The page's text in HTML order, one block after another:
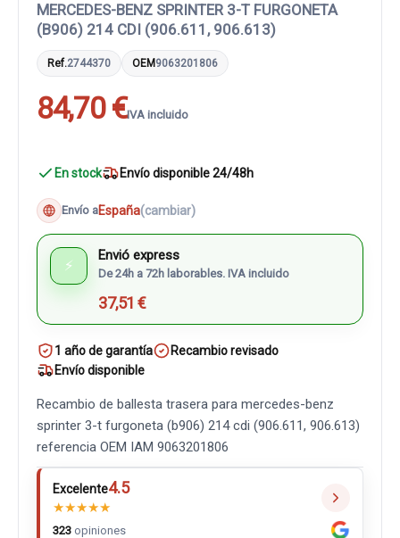
MERCEDES-BENZ SPRINTER 3-T FURGONETA
(B906) 214 CDI (906.611, 906.613)
Ref.2744370 OEM9063201806
84,70 €IVA incluido
En stock Envío disponible 24/48h
Envío aEspaña(cambiar)
⚡
Envió express
De 24h a 72h laborables. IVA incluido
37,51 €
1 año de garantía
Recambio revisado
Envío disponible
Recambio de ballesta trasera para mercedes-benz
sprinter 3-t furgoneta (b906) 214 cdi (906.611, 906.613)
referencia OEM IAM 9063201806
Excelente4.5
★★★★★
323 opiniones